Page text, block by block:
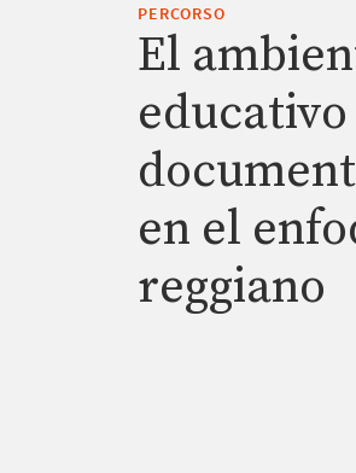
PERCORSO
El
en el
reggiano